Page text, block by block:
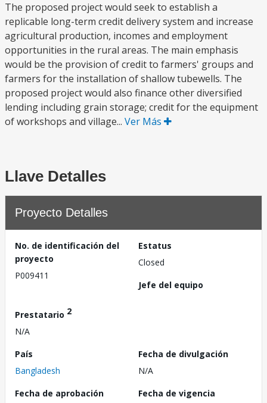
The proposed project would seek to establish a
replicable long-term credit delivery system and increase
agricultural production, incomes and employment
opportunities in the rural areas. The main emphasis
would be the provision of credit to farmers' groups and
farmers for the installation of shallow tubewells. The
proposed project would also finance other diversified
lending including grain storage; credit for the equipment
of workshops and village... Ver Más
Llave Detalles
Proyecto Detalles
No. de identificación del
proyecto
P009411
Estatus
Closed
Jefe del equipo
Prestatario 2
N/A
País
Bangladesh
Fecha de divulgación
N/A
Fecha de aprobación
Fecha de vigencia